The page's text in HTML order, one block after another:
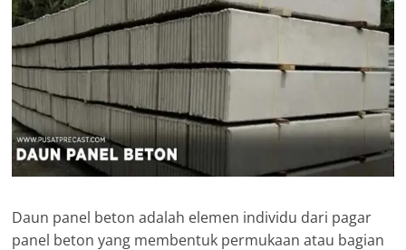
Daun panel beton adalah elemen individu dari pagar
panel beton yang membentuk permukaan atau bagian